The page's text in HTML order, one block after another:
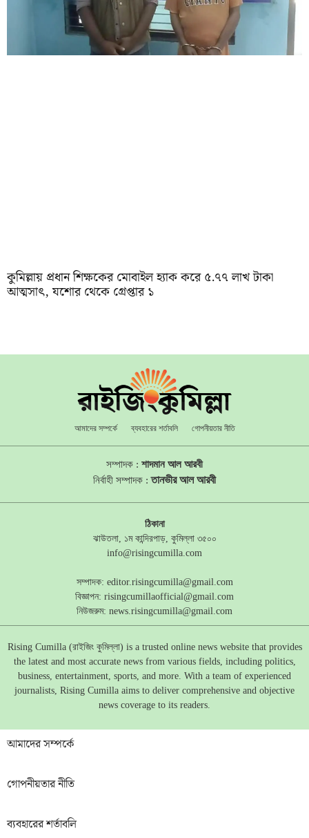
কুমিল্লায় প্রধান শিক্ষকের মোবাইল হ্যাক করে ৫.৭৭ লাখ টাকা
আত্মসাৎ, যশোর থেকে গ্রেপ্তার ১
আমাদের সম্পর্কে ব্যবহারের শর্তাবলি গোপনীয়তার নীতি
সম্পাদক : শাদমান আল আরবী
নির্বাহী সম্পাদক :তানভীর আল আরবী
ঠিকানা
ঝাউতলা, ১ম কান্দিরপাড়, কুমিল্লা ৩৫০০
info@risingcumilla.com
সম্পাদক: editor.risingcumilla@gmail.com
বিজ্ঞাপন: risingcumillaofficial@gmail.com
নিউজরুম: news.risingcumilla@gmail.com
Rising Cumilla (রাইজিং কুমিল্লা) is a trusted online news website that provides
the latest and most accurate news from various fields, including politics,
business, entertainment, sports, and more. With a team of experienced
journalists, Rising Cumilla aims to deliver comprehensive and objective
news coverage to its readers.
আমাদের সম্পর্কে
গোপনীয়তার নীতি
ব্যবহারের শর্তাবলি